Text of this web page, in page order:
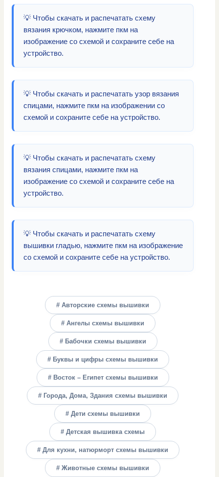
💡 Чтобы скачать и распечатать схему
вязания крючком, нажмите пкм на
изображение со схемой и сохраните себе на
устройство.
💡 Чтобы скачать и распечатать узор вязания
спицами, нажмите пкм на изображении со
схемой и сохраните себе на устройство.
💡 Чтобы скачать и распечатать схему
вязания спицами, нажмите пкм на
изображение со схемой и сохраните себе на
устройство.
💡 Чтобы скачать и распечатать схему
вышивки гладью, нажмите пкм на изображение
со схемой и сохраните себе на устройство.
# Авторские схемы вышивки
# Ангелы схемы вышивки
# Бабочки схемы вышивки
# Буквы и цифры схемы вышивки
# Восток – Египет схемы вышивки
# Города, Дома, Здания схемы вышивки
# Дети схемы вышивки
# Детская вышивка схемы
# Для кухни, натюрморт схемы вышивки
# Животные схемы вышивки